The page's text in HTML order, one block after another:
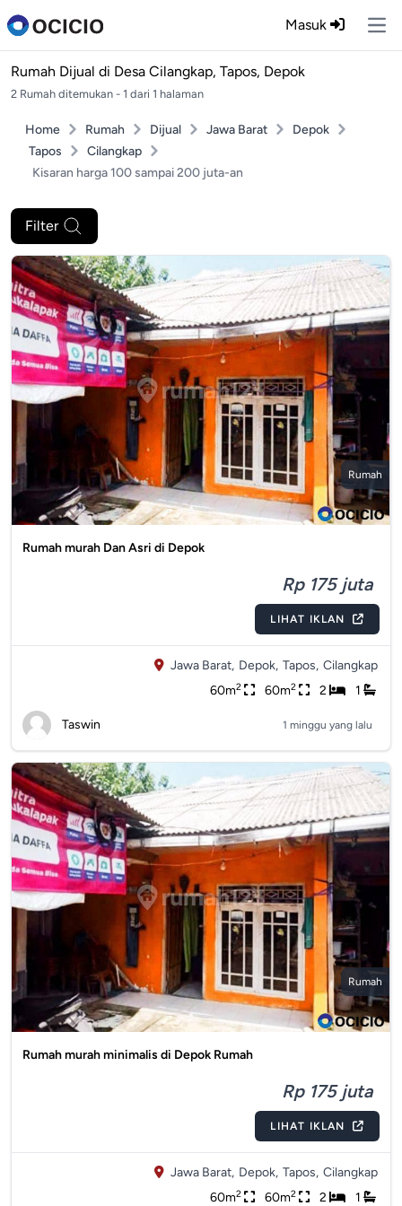
Masuk
Rumah Dijual di Desa Cilangkap, Tapos, Depok
2 Rumah ditemukan - 1 dari 1 halaman
Home Rumah Dijual Jawa Barat
Depok
Tapos
Cilangkap
Kisaran harga 100 sampai 200 juta-an
Filter
Rumah
Rumah murah Dan Asri di Depok
Rp 175 juta
LIHAT IKLAN
Jawa Barat, Depok, Tapos, Cilangkap
60m2 60m2 2 1
Taswin 1 minggu yang lalu
Rumah
Rumah murah minimalis di Depok Rumah
Rp 175 juta
LIHAT IKLAN
Jawa Barat, Depok, Tapos, Cilangkap
60m2 60m2 2 1